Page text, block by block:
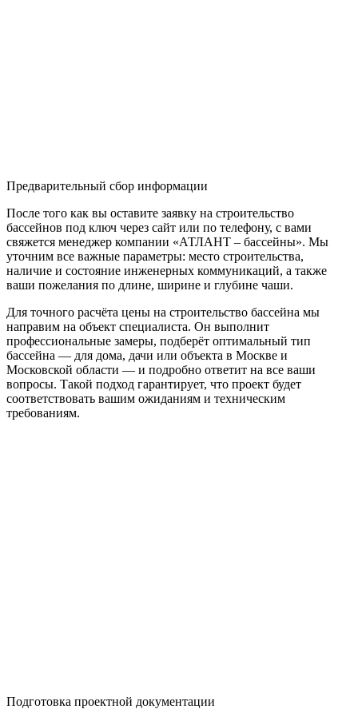
Предварительный сбор информации
После того как вы оставите заявку на строительство
бассейнов под ключ через сайт или по телефону, с вами
свяжется менеджер компании «АТЛАНТ – бассейны». Мы
уточним все важные параметры: место строительства,
наличие и состояние инженерных коммуникаций, а также
ваши пожелания по длине, ширине и глубине чаши.
Для точного расчёта цены на строительство бассейна мы
направим на объект специалиста. Он выполнит
профессиональные замеры, подберёт оптимальный тип
бассейна — для дома, дачи или объекта в Москве и
Московской области — и подробно ответит на все ваши
вопросы. Такой подход гарантирует, что проект будет
соответствовать вашим ожиданиям и техническим
требованиям.
Подготовка проектной документации